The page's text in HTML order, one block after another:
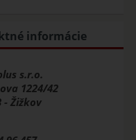
informácie
s.r.o.
1224/42
- Žižkov